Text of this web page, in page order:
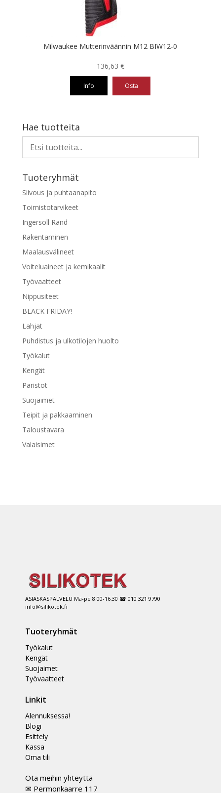
Milwaukee Mutterinväännin M12 BIW12-0
136,63 €
Info Osta
Hae tuotteita
Tuoteryhmät
Siivous ja puhtaanapito
Toimistotarvikeet
Ingersoll Rand
Rakentaminen
Maalausvälineet
Voiteluaineet ja kemikaalit
Työvaatteet
Nippusiteet
BLACK FRIDAY!
Lahjat
Puhdistus ja ulkotilojen huolto
Työkalut
Kengät
Paristot
Suojaimet
Teipit ja pakkaaminen
Taloustavara
Valaisimet
ASIASKASPALVELU Ma-pe 8.00-16.30 ☎ 010 321 9790
info@silikotek.fi
Tuoteryhmät
Työkalut
Kengät
Suojaimet
Työvaatteet
Linkit
Alennuksessa!
Blogi
Esittely
Kassa
Oma tili
Ota meihin yhteyttä
✉ Permonkaarre 117